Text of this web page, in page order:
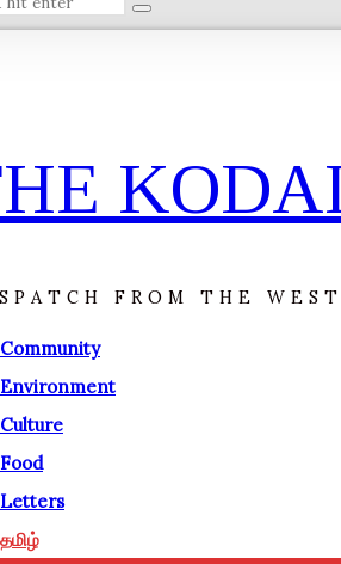
FROM THE
Community
Environment
Culture
Food
Letters
தமிழ்